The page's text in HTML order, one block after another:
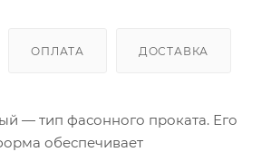
ОПЛАТА ДОСТАВКА
— тип фасонного проката. Его
обеспечивает